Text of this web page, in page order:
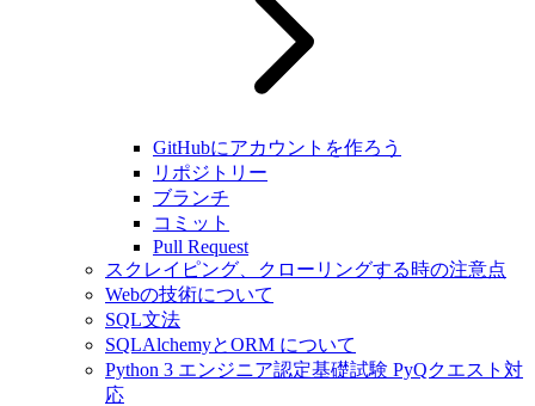
GitHubにアカウントを作ろう
リポジトリー
ブランチ
コミット
Pull Request
スクレイピング、クローリングする時の注意点
Webの技術について
SQL文法
SQLAlchemyとORM について
Python 3 エンジニア認定基礎試験 PyQクエスト対
応